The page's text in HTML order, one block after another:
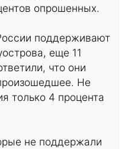
опрошенных.
поддерживают
еще 11
что они
Не
только 4 процента
не поддержали